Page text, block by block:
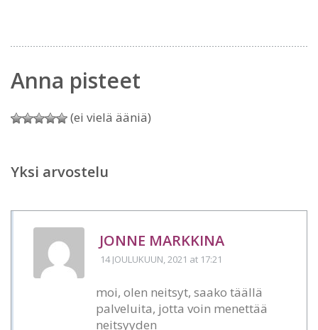
Anna pisteet
(ei vielä ääniä)
Yksi arvostelu
JONNE MARKKINA
14 JOULUKUUN, 2021 at 17:21
moi, olen neitsyt, saako täällä
palveluita, jotta voin menettää
neitsyyden